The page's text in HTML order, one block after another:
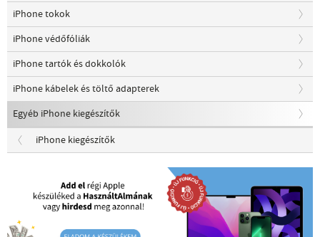
iPhone tokok
iPhone védőfóliák
iPhone tartók és dokkolók
iPhone kábelek és töltő adapterek
Egyéb iPhone kiegészítők
iPhone kiegészítők